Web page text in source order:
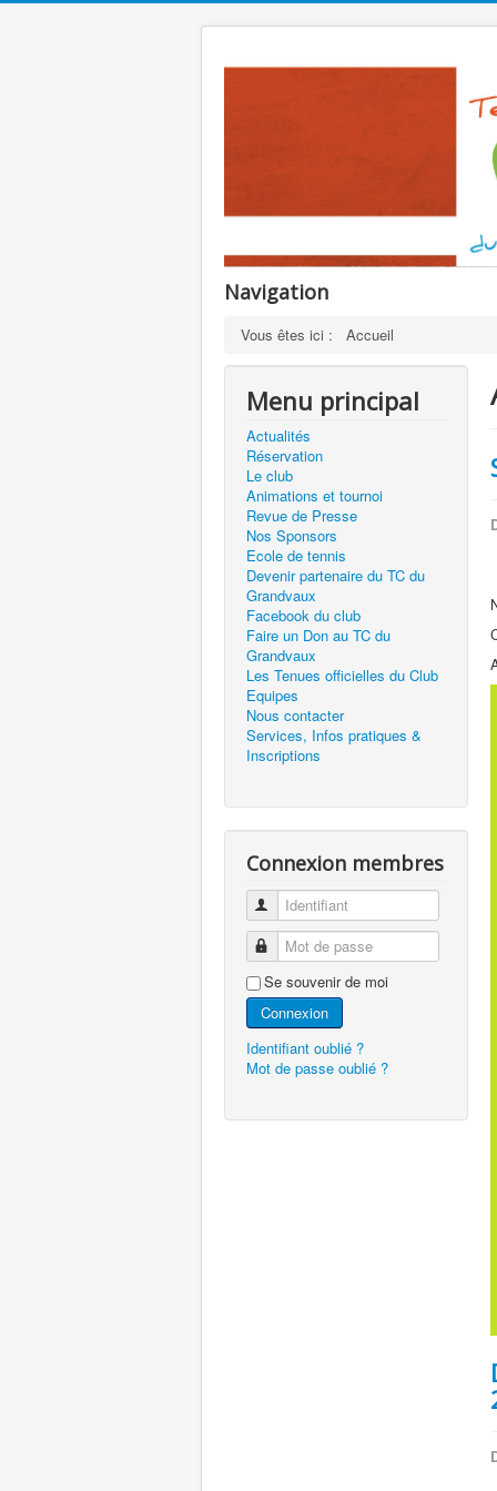
Navigation
Vous êtes ici : Accueil
Menu principal
Actualités
Réservation
Le club
Animations et tournoi
Revue de Presse
Nos Sponsors
Ecole de tennis
Devenir partenaire du TC du
Grandvaux
Facebook du club
Faire un Don au TC du
Grandvaux
Les Tenues officielles du Club
Equipes
Nous contacter
Services, Infos pratiques &
Inscriptions
Connexion membres
Identifiant
Mot de passe
Se souvenir de moi
Connexion
Identifiant oublié ?
Mot de passe oublié ?